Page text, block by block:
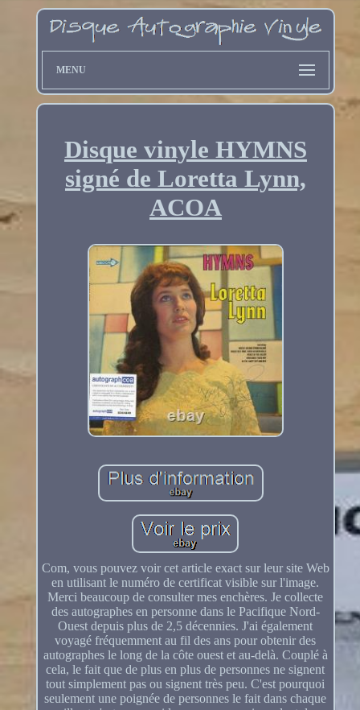
MENU
Disque vinyle HYMNS
signé de Loretta Lynn,
ACOA
Com, vous pouvez voir cet article exact sur leur site Web
en utilisant le numéro de certificat visible sur l'image.
Merci beaucoup de consulter mes enchères. Je collecte
des autographes en personne dans le Pacifique Nord-
Ouest depuis plus de 2,5 décennies. J'ai également
voyagé fréquemment au fil des ans pour obtenir des
autographes le long de la côte ouest et au-delà. Couplé à
cela, le fait que de plus en plus de personnes ne signent
tout simplement pas ou signent très peu. C'est pourquoi
seulement une poignée de personnes le fait dans chaque